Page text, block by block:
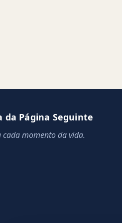
da Página Seguinte
momento da vida.